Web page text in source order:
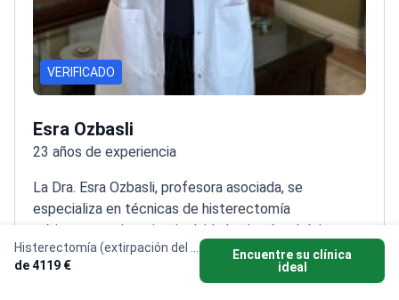
de 4119 €
Encuentre su clínica
ideal
VERIFICADO
Esra Ozbasli
23 años de experiencia
La Dra. Esra Ozbasli, profesora asociada, se
especializa en técnicas de histerectomía
mínimamente invasiva, incluida la cirugía robótica, con
23 años de experiencia de experiencia. Formada
como cirujana de consola en el sistema da Vinci
Mostrar más